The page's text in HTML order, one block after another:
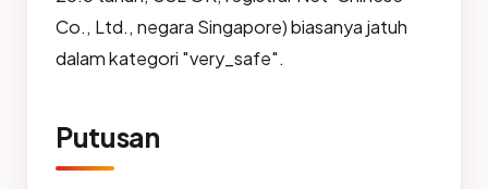
Co., Ltd., negara Singapore) biasanya jatuh
dalam kategori "very_safe".
Putusan